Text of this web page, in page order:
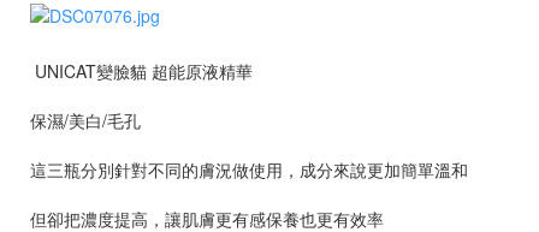
UNICAT變臉貓 超能原液精華
保濕/美白/毛孔
這三瓶分別針對不同的膚況做使用，成分來說更加簡單溫和
但卻把濃度提高，讓肌膚更有感保養也更有效率